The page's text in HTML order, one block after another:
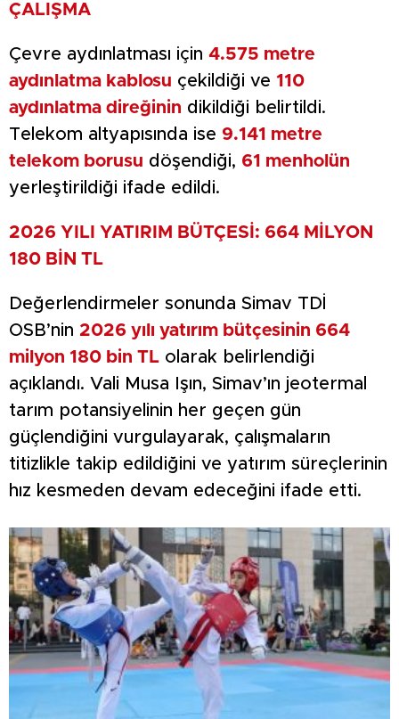
ÇALIŞMA
Çevre aydınlatması için 4.575 metre
aydınlatma kablosu çekildiği ve 110
aydınlatma direğinin dikildiği belirtildi.
Telekom altyapısında ise 9.141 metre
telekom borusu döşendiği, 61 menholün
yerleştirildiği ifade edildi.
2026 YILI YATIRIM BÜTÇESİ: 664 MİLYON
180 BİN TL
Değerlendirmeler sonunda Simav TDİ
OSB’nin 2026 yılı yatırım bütçesinin 664
milyon 180 bin TL olarak belirlendiği
açıklandı. Vali Musa Işın, Simav’ın jeotermal
tarım potansiyelinin her geçen gün
güçlendiğini vurgulayarak, çalışmaların
titizlikle takip edildiğini ve yatırım süreçlerinin
hız kesmeden devam edeceğini ifade etti.